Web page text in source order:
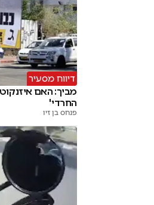
דיווח מסעיר
מביך: האם
החרדי'
פנחס בן זיו